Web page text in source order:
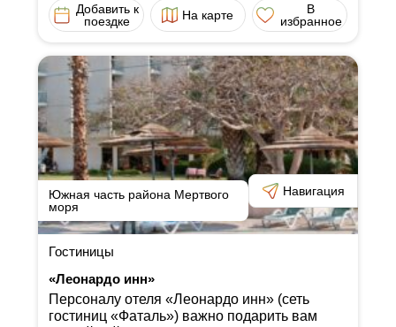
Добавить к
поездке
На карте
В
избранное
Южная часть района Мертвого
моря
Навигация
Гостиницы
«Леонардо инн»
Персоналу отеля «Леонардо инн» (сеть
гостиниц «Фаталь») важно подарить вам